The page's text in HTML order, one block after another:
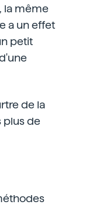
la même
a un effet
petit
de la
plus de